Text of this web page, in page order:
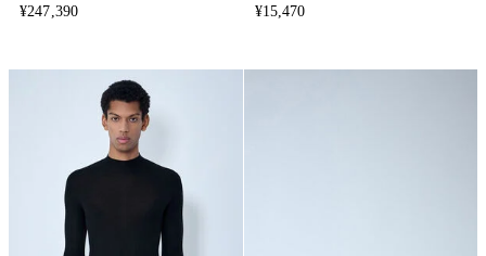
¥247,390
¥15,470